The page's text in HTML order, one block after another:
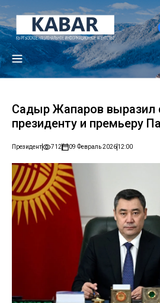
Садыр Жапаров выразил
президенту и премьеру
Президент 712 09 Февраль 202612:00